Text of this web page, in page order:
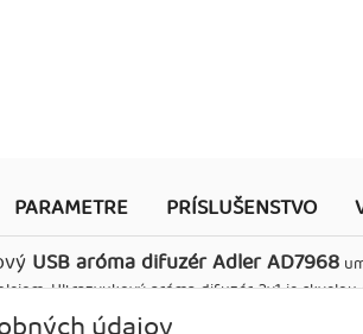
PARAMETRE PRÍSLUŠENSTVO
USB aróma difuzér Adler AD7968
Ultrazvukový aróma difuzér 3v1 je
jednoducho pripojíte k počítaču, power